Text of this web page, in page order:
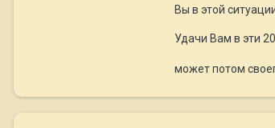
Вы в этой
Удачи Вам в эти
может потом